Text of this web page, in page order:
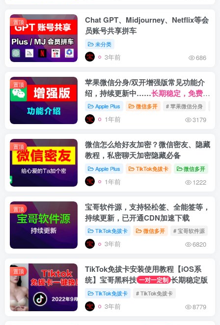
置顶
Chat GPT、Midjourney、Netflix等会
员账号共享拼车
未分类
3年前 686
置顶
苹果微信分身/双开增强版常见功能介
绍，持续更新中……长期稳定，免费更
新。Apple Plus 微信多开 # 苹果微信分身
1年前 3179
置顶
微信怎么给好友加密？微信密友、隐藏
教程，私密聊天加密隐藏必备
Apple Plus TikTok免拔卡 微信多开
1年前 1222
置顶
宝哥软件源，支持轻松签、全能签等，
持续更新，已开通CDN加速下载
TikTok免拔卡 微信多开 # 宝哥软件源
3年前 6820
置顶
TikTok免拔卡安装使用教程【iOS系
统】宝哥黑科技 一对一定制 长期稳定版
TikTok免拔卡 # TikTok免拔卡
3年前 8779